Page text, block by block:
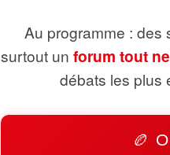
Au programme : des
surtout un forum tout
débats les plus
🏉